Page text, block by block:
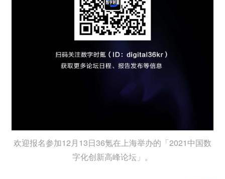
欢迎报名参加12月13日36氪在上海举办的「2021中国数
字化创新高峰论坛」。